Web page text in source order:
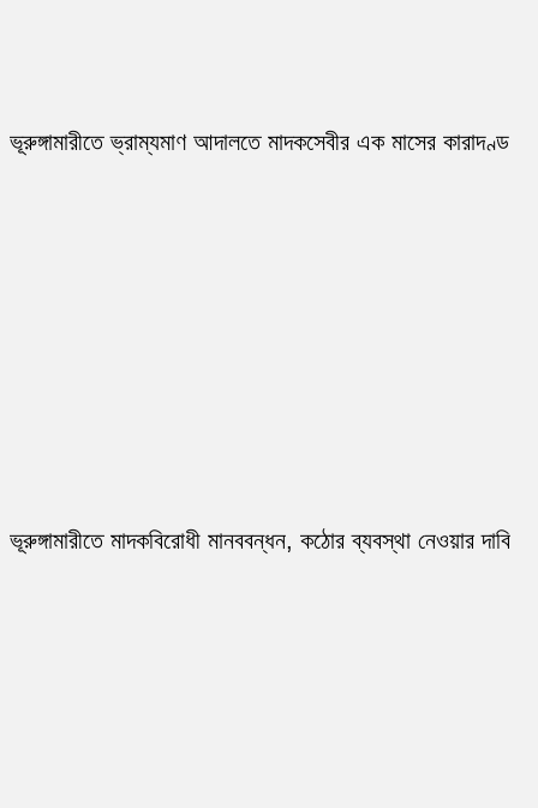
ভূরুঙ্গামারীতে ভ্রাম্যমাণ আদালতে মাদকসেবীর এক মাসের কারাদণ্ড
ভূরুঙ্গামারীতে মাদকবিরোধী মানববন্ধন, কঠোর ব্যবস্থা নেওয়ার দাবি